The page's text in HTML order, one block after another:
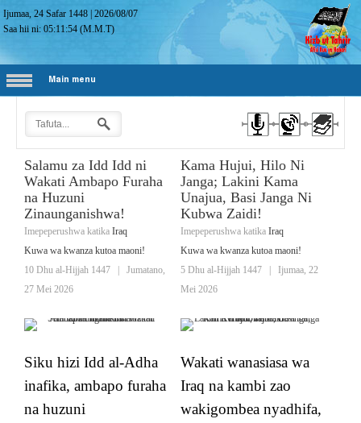
Ijumaa, 24 Safar 1448 |2026/08/07
Saa hii ni:05:11:55 (M.M.T)
Main menu
Salamu za Idd Idd ni
Wakati Ambapo Furaha
na Huzuni
Zinaunganishwa!
Imepeperushwa katika Iraq
Kuwa wa kwanza kutoa maoni!
10 Dhu al-Hijjah 1447
Jumatano,
27 Mei 2026
Siku hizi Idd al-Adha
inafika, ambapo furaha
na huzuni
Kama Hujui, Hilo Ni
Janga; Lakini Kama
Unajua, Basi Janga Ni
Kubwa Zaidi!
Imepeperushwa katika Iraq
Kuwa wa kwanza kutoa maoni!
5 Dhu al-Hijjah 1447
Ijumaa, 22
Mei 2026
Wakati wanasiasa wa
Iraq na kambi zao
wakigombea nyadhifa,